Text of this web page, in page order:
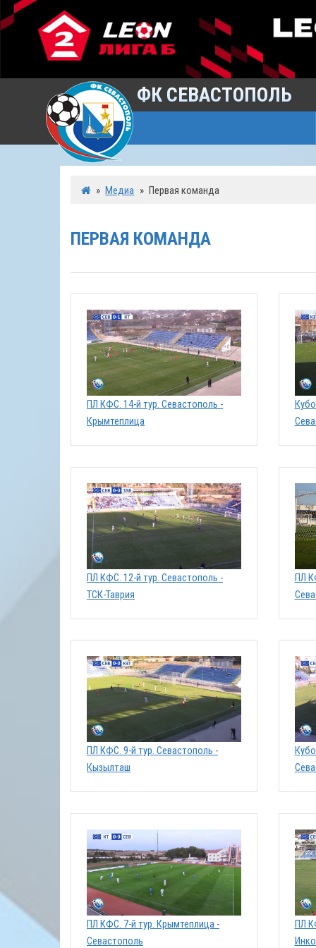
ФК СЕВАСТОПОЛЬ
» Медиа » Первая команда
ПЕРВАЯ КОМАНДА
ПЛ КФС. 14-й тур. Севастополь -
Крымтеплица
ПЛ КФС. 12-й тур. Севастополь -
ТСК-Таврия
ПЛ
ПЛ КФС. 9-й тур. Севастополь -
Кызылташ
ПЛ КФС. 7-й тур. Крымтеплица -
Севастополь
ПЛ